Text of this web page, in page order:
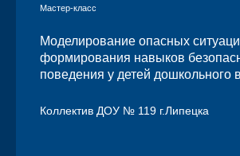
Мастер-класс
Моделирование опасных
формирования навыков
поведения у детей дошкольного
Коллектив ДОУ № 119 г.Липецка